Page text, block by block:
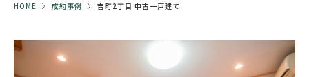
HOME 成約事例 吉町2丁目 中古一戸建て